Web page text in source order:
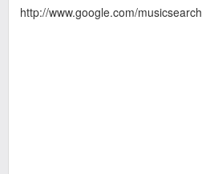
http://www.google.com/musicsearch